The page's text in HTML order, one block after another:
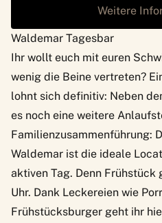
Weitere
Waldemar Tagesbar
Ihr wollt euch mit euren
wenig die Beine vertreten?
lohnt sich definitiv: Neben
es noch eine weitere
Familienzusammenführung:
Waldemar ist die ideale
aktiven Tag. Denn Frühstück
Uhr. Dank Leckereien wie
Frühstücksburger geht ihr